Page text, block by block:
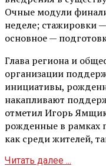
Очные модули
неделе; стажировки
основное —
Глава региона и
организации
инициативы,
накапливают
отметил Игорь
рожденные в рамках
как среди жителей,
Читать далее ...